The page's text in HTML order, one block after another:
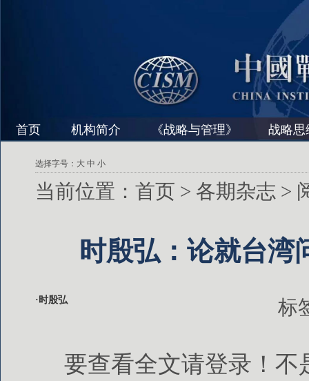
首页 机构简介 《战略与管理》 战略思
选择字号： 大 中 小
当前位置： 首页 > 各期杂志 >
时殷弘：论就台湾
·时殷弘 标
要查看全文请登录！不